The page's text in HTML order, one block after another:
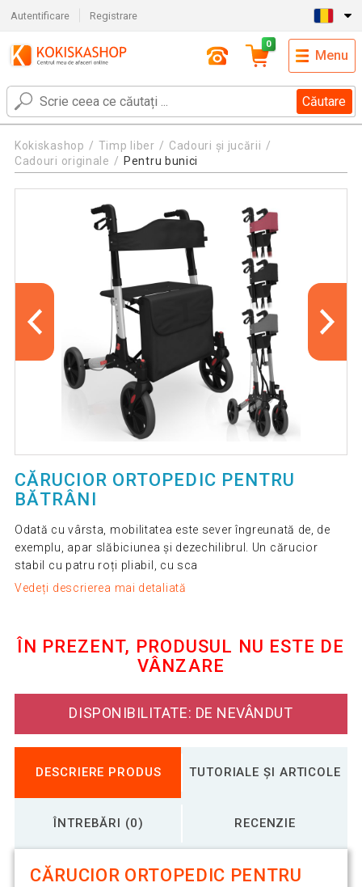
Autentificare Registrare
Căutare
0
Menu
Kokiskashop Timp liber
Cadouri și jucării
Cadouri originale
Pentru bunici
CĂRUCIOR ORTOPEDIC PENTRU
BĂTRÂNI
Odată cu vârsta, mobilitatea este sever îngreunată de, de
exemplu, apar slăbiciunea și dezechilibrul. Un cărucior
stabil cu patru roți pliabil, cu sca
Vedeți descrierea mai detaliată
ÎN PREZENT, PRODUSUL NU ESTE DE
VÂNZARE
DISPONIBILITATE: DE NEVÂNDUT
DESCRIERE PRODUS TUTORIALE ȘI ARTICOLE
ÎNTREBĂRI (0) RECENZIE
CĂRUCIOR ORTOPEDIC PENTRU